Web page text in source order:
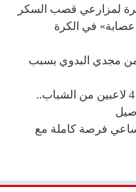
لمزارعي قصب السكر
في الكرة
من مجدي البدوي بسبب
الزمالك يكشف أسباب استبعاد 4 لاعبين من الشباب..
فرصة كاملة مع